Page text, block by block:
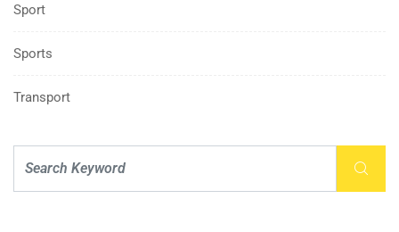
Sport
Sports
Transport